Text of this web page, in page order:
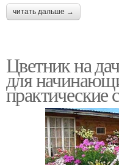
читать дальше →
Цветник на
для
практические